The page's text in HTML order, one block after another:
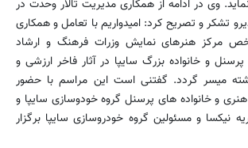
وی در ادامه از همکاری مدیریت تالار وحدت در
تشکر و تصریح کرد: امیدواریم با تعامل و همکاری
مرکز هنرهای نمایش وزرات فرهنگ و ارشاد
و خانواده بزرگ سایپا در آثار فاخر ارزشی و
میسر گردد. گفتنی است این مراسم با حضور
و خانواده های پرسنل گروه خودوسازی سایپا و
نیکسا و مسئولین گروه خودروسازی سایپا برگزار